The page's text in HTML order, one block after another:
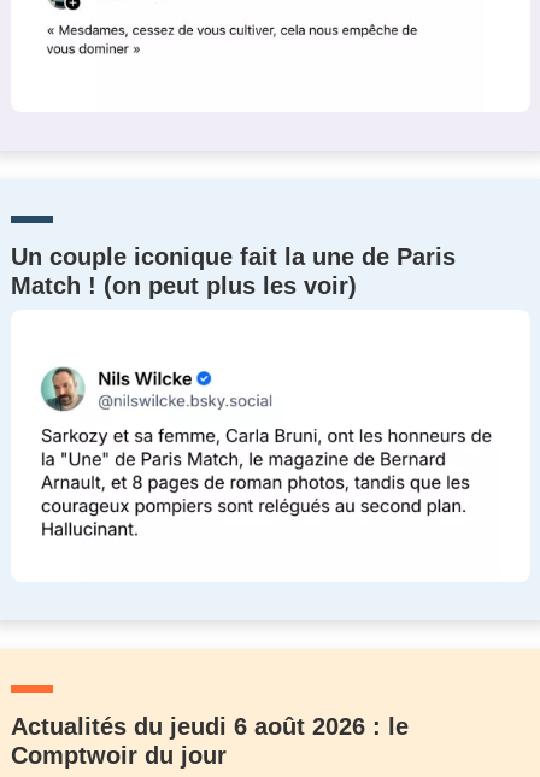
Un couple iconique fait la une de Paris
Match ! (on peut plus les voir)
Actualités du jeudi 6 août 2026 : le
Comptwoir du jour